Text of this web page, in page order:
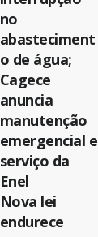
no
abasteciment
o de água;
Cagece
anuncia
manutenção
emergencial e
serviço da
Enel
Nova lei
endurece